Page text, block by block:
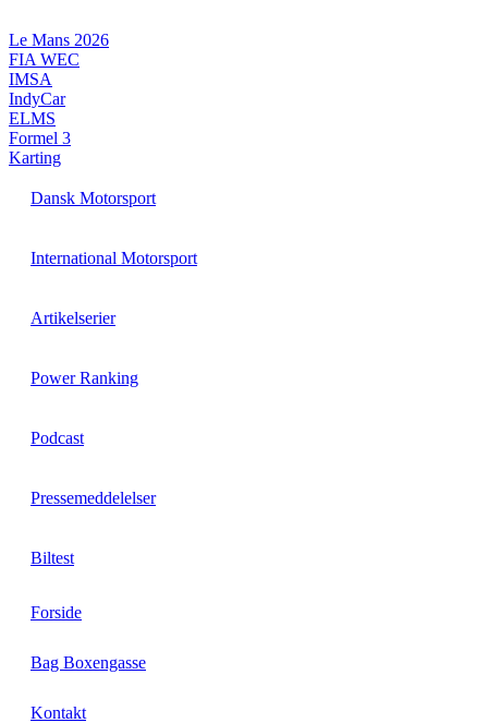
til
indhold
Le Mans 2026
FIA WEC
IMSA
IndyCar
ELMS
Formel 3
Karting
Dansk Motorsport
International Motorsport
Artikelserier
Power Ranking
Podcast
Pressemeddelelser
Biltest
Forside
Bag Boxengasse
Kontakt